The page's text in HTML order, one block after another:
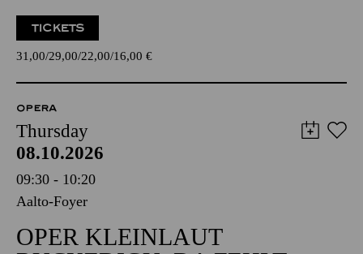
TICKETS
31,00 29,00 22,00 16,00 €
OPERA
Thursday
08.10.2026
09:30 - 10:20
Aalto-Foyer
OPER KLEINLAUT